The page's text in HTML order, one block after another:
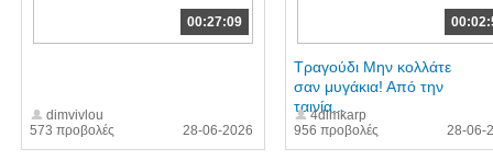
00:27:09
573 προβολές
dimvivlou
28-06-2026
956 προβολές
Τραγούδι Μην κολλάτε
σαν μυγάκια! Από την
ταινία...
4dimkarp
28-06-